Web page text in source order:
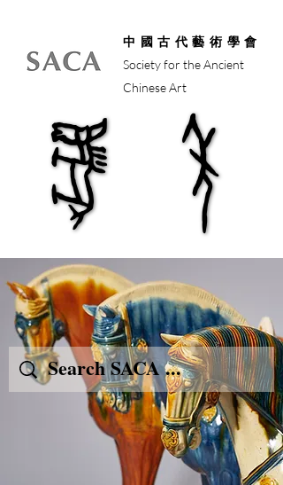
中國古代藝術學會
Society for the Ancient
Chinese Art
馬年
馬年